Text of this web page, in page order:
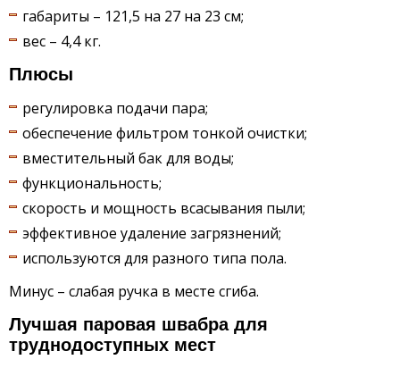
габариты – 121,5 на 27 на 23 см;
вес – 4,4 кг.
Плюсы
регулировка подачи пара;
обеспечение фильтром тонкой очистки;
вместительный бак для воды;
функциональность;
скорость и мощность всасывания пыли;
эффективное удаление загрязнений;
используются для разного типа пола.
Минус – слабая ручка в месте сгиба.
Лучшая паровая швабра для
труднодоступных мест